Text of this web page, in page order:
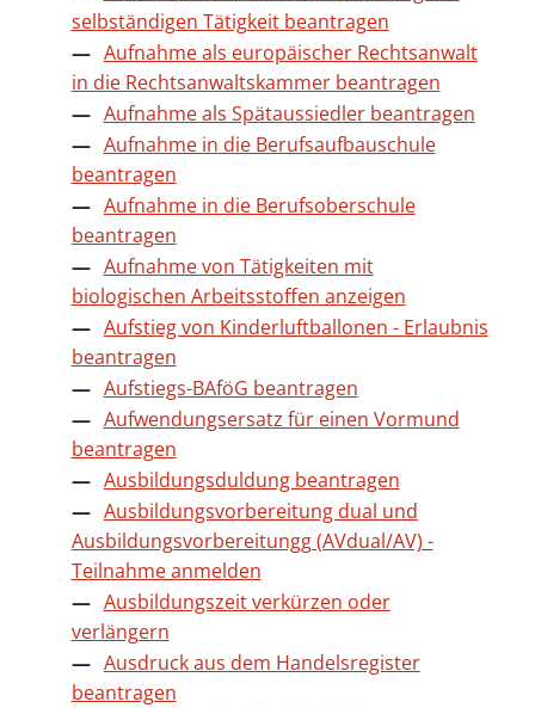
selbständigen Tätigkeit beantragen
Aufnahme als europäischer Rechtsanwalt
in die Rechtsanwaltskammer beantragen
Aufnahme als Spätaussiedler beantragen
Aufnahme in die Berufsaufbauschule
beantragen
Aufnahme in die Berufsoberschule
beantragen
Aufnahme von Tätigkeiten mit
biologischen Arbeitsstoffen anzeigen
Aufstieg von Kinderluftballonen - Erlaubnis
beantragen
Aufstiegs-BAföG beantragen
Aufwendungsersatz für einen Vormund
beantragen
Ausbildungsduldung beantragen
Ausbildungsvorbereitung dual und
Ausbildungsvorbereitungg (AVdual/AV) -
Teilnahme anmelden
Ausbildungszeit verkürzen oder
verlängern
Ausdruck aus dem Handelsregister
beantragen